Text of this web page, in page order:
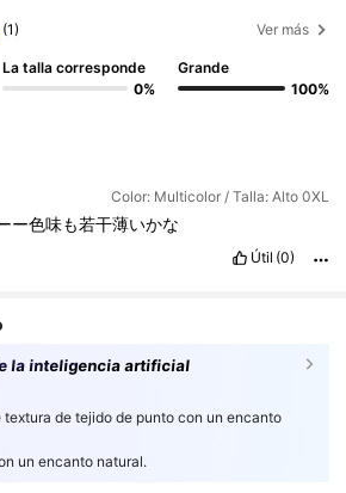
(1) Ver más
La talla corresponde
0%
Grande
100%
Color: Multicolor / Talla: Alto 0XL
ー色味も若干薄いかな
Útil (0)
la inteligencia artificial
textura de tejido de punto con un encanto
un encanto natural.